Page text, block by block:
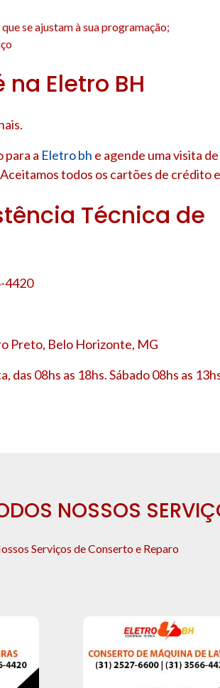
se ajustam à sua programação;
Eletro BH
para a Eletro bh e agende uma visita
todos os cartões de crédito
Técnica de
4420
Preto, Belo Horizonte, MG
das 08hs as 18hs. Sábado 08hs as
NOSSOS
Serviços de Conserto e Reparo